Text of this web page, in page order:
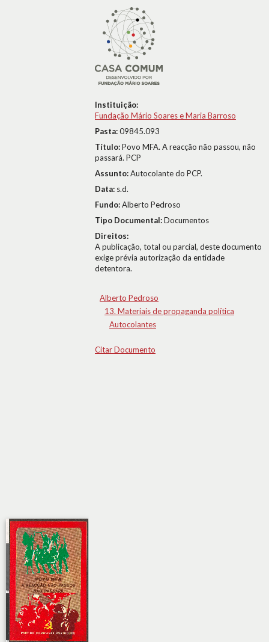
Instituição:
Fundação Mário Soares e Maria Barroso
Pasta:09845.093
Título:Povo MFA. A reacção não passou, não
passará. PCP
Assunto:Autocolante do PCP.
Data: s.d.
Fundo:Alberto Pedroso
Tipo Documental:Documentos
Direitos:
A publicação, total ou parcial, deste documento
exige prévia autorização da entidade
detentora.
Alberto Pedroso
13. Materiais de propaganda política
Autocolantes
Citar Documento